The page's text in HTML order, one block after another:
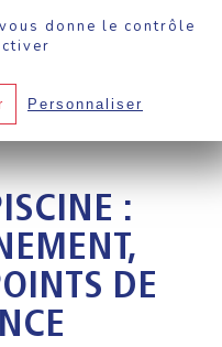
donne le contrôle
Personnaliser
usages et points de vigilance
:
DE